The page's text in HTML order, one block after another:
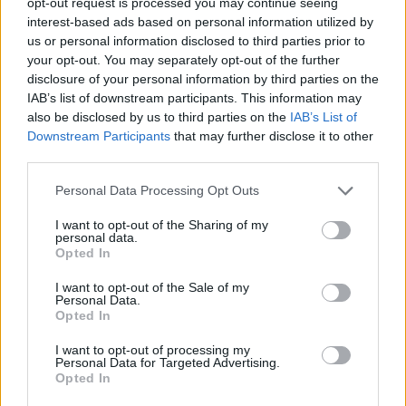
interest-based ads based on personal information utilized by
us or personal information disclosed to third parties prior to
your opt-out. You may separately opt-out of the further
disclosure of your personal information by third parties on the
IAB’s list of downstream participants. This information may
also be disclosed by us to third parties on the IAB’s List of
Downstream Participants that may further disclose it to other
Personal Data Processing Opt Outs
I want to opt-out of the Sharing of my
personal data.
Opted In
I want to opt-out of the Sale of my
Personal Data.
Opted In
I want to opt-out of processing my
Personal Data for Targeted Advertising.
Opted In
Eric Wendt ambasadori i
ardhshëm i SHBA-së në
Shqipëri, ambasada: Do të
përkrahë objektivat e
Kërkoi një ndërhyrje të
lehtë në nofull, por pësoi
deformim të rëndë në
fytyrë dhe humbi punën si
Sulmet e majmunit
shkaktojnë panik në një
qytet të Indonezisë, 18 të
plagosur
Horoskopi i sotëm, 8
gusht 2026: Cilat janë